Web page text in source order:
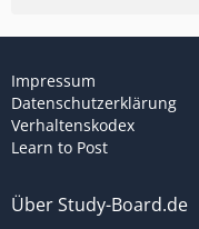
Impressum
Datenschutzerklärung
Verhaltenskodex
Learn to Post
Über Study-Board.de